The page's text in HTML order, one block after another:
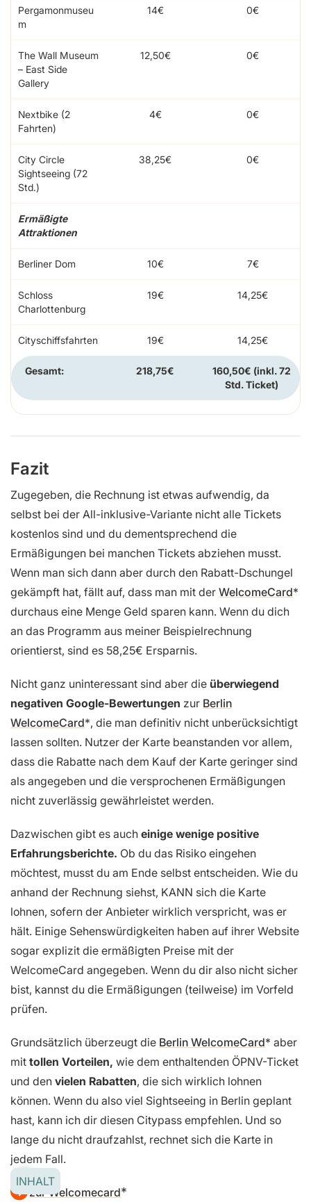
Pergamonmuseu
m
14€ 0€
The Wall Museum
– East Side
Gallery
12,50€ 0€
Nextbike (2
Fahrten)
4€ 0€
City Circle
Sightseeing (72
Std.)
38,25€ 0€
Ermäßigte
Attraktionen
Berliner Dom 10€ 7€
Schloss
Charlottenburg
19€ 14,25€
Cityschiffsfahrten 19€ 14,25€
Gesamt: 218,75€ 160,50€ (inkl. 72
Std. Ticket)
Fazit
Zugegeben, die Rechnung ist etwas aufwendig, da
selbst bei der All-inklusive-Variante nicht alle Tickets
kostenlos sind und du dementsprechend die
Ermäßigungen bei manchen Tickets abziehen musst.
Wenn man sich dann aber durch den Rabatt-Dschungel
gekämpft hat, fällt auf, dass man mit der WelcomeCard
durchaus eine Menge Geld sparen kann. Wenn du dich
an das Programm aus meiner Beispielrechnung
orientierst, sind es 58,25€ Ersparnis.
Nicht ganz uninteressant sind aber die überwiegend
negativen Google-Bewertungen zur Berlin
WelcomeCard , die man definitiv nicht unberücksichtigt
lassen sollten. Nutzer der Karte beanstanden vor allem,
dass die Rabatte nach dem Kauf der Karte geringer sind
als angegeben und die versprochenen Ermäßigungen
nicht zuverlässig gewährleistet werden.
Dazwischen gibt es auch einige wenige positive
Erfahrungsberichte. Ob du das Risiko eingehen
möchtest, musst du am Ende selbst entscheiden. Wie du
anhand der Rechnung siehst, KANN sich die Karte
lohnen, sofern der Anbieter wirklich verspricht, was er
hält. Einige Sehenswürdigkeiten haben auf ihrer Website
sogar explizit die ermäßigten Preise mit der
WelcomeCard angegeben. Wenn du dir also nicht sicher
bist, kannst du die Ermäßigungen (teilweise) im Vorfeld
prüfen.
Grundsätzlich überzeugt die Berlin WelcomeCard
aber
mit tollen Vorteilen, wie dem enthaltenden ÖPNV-Ticket
und den vielen Rabatten, die sich wirklich lohnen
können. Wenn du also viel Sightseeing in Berlin geplant
hast, kann ich dir diesen Citypass empfehlen. Und so
lange du nicht draufzahlst, rechnet sich die Karte in
jedem Fall.
zur Welcomecard
INHALT